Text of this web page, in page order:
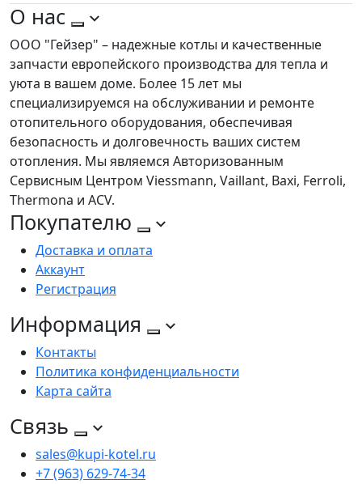
О нас
ООО "Гейзер" – надежные котлы и качественные
запчасти европейского производства для тепла и
уюта в вашем доме. Более 15 лет мы
специализируемся на обслуживании и ремонте
отопительного оборудования, обеспечивая
безопасность и долговечность ваших систем
отопления. Мы являемся Авторизованным
Сервисным Центром Viessmann, Vaillant, Baxi, Ferroli,
Thermona и ACV.
Покупателю
Доставка и оплата
Аккаунт
Регистрация
Информация
Контакты
Политика конфиденциальности
Карта сайта
Связь
sales@kupi-kotel.ru
+7 (963) 629-74-34